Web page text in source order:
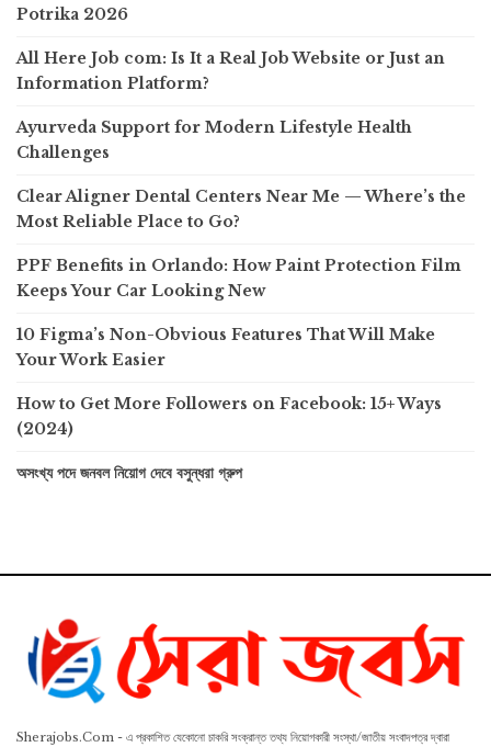
Potrika 2026
All Here Job com: Is It a Real Job Website or Just an
Information Platform?
Ayurveda Support for Modern Lifestyle Health
Challenges
Clear Aligner Dental Centers Near Me — Where’s the
Most Reliable Place to Go?
PPF Benefits in Orlando: How Paint Protection Film
Keeps Your Car Looking New
10 Figma’s Non-Obvious Features That Will Make
Your Work Easier
How to Get More Followers on Facebook: 15+ Ways
(2024)
অসংখ্য পদে জনবল নিয়োগ দেবে বসুন্ধরা গ্রুপ
Sherajobs.Com - এ প্রকাশিত যেকোনো চাকরি সংক্রান্ত তথ্য নিয়োগকারী সংস্থা/জাতীয় সংবাদপত্র দ্বারা